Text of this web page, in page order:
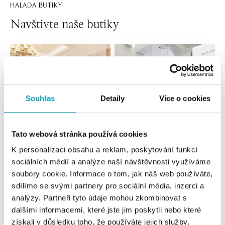
Souhlas Detaily Více o cookies
Tato webová stránka používá cookies
K personalizaci obsahu a reklam, poskytování funkcí
sociálních médií a analýze naší návštěvnosti využíváme
soubory cookie. Informace o tom, jak náš web používáte,
sdílíme se svými partnery pro sociální média, inzerci a
analýzy. Partneři tyto údaje mohou zkombinovat s
dalšími informacemi, které jste jim poskytli nebo které
získali v důsledku toho, že používáte jejich služby.
HALADA BUTIKY
Navštivte naše butiky
Všechny Česko Slovensko
HALADA Pařížská, Praha
Pařížská 7, 110 00 Praha 1
tel.: +420724986111
dnes otevřeno do 19:00